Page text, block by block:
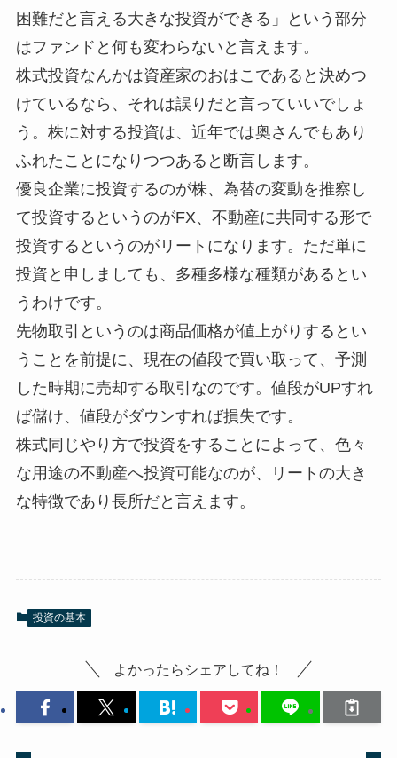
困難だと言える大きな投資ができる」という部分
はファンドと何も変わらないと言えます。
株式投資なんかは資産家のおはこであると決めつ
けているなら、それは誤りだと言っていいでしょ
う。株に対する投資は、近年では奥さんでもあり
ふれたことになりつつあると断言します。
優良企業に投資するのが株、為替の変動を推察し
て投資するというのがFX、不動産に共同する形で
投資するというのがリートになります。ただ単に
投資と申しましても、多種多様な種類があるとい
うわけです。
先物取引というのは商品価格が値上がりするとい
うことを前提に、現在の値段で買い取って、予測
した時期に売却する取引なのです。値段がUPすれ
ば儲け、値段がダウンすれば損失です。
株式同じやり方で投資をすることによって、色々
な用途の不動産へ投資可能なのが、リートの大き
な特徴であり長所だと言えます。
投資の基本
よかったらシェアしてね！